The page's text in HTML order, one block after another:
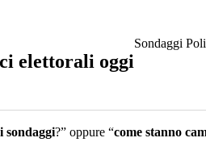
elettorali oggi
Sondaggi
sondaggi?” oppure “come stanno